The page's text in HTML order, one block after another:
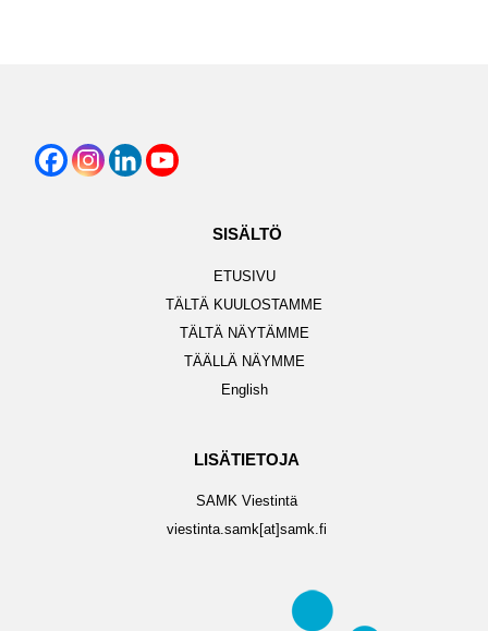
SISÄLTÖ
ETUSIVU
TÄLTÄ KUULOSTAMME
TÄLTÄ NÄYTÄMME
TÄÄLLÄ NÄYMME
English
LISÄTIETOJA
SAMK Viestintä
viestinta.samk[at]samk.fi